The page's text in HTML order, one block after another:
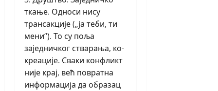
ткање. Односи нису
трансакције („ја теби, ти
мени“). То су поља
заједничког стварања, ко-
креације. Сваки конфликт
није крај, већ повратна
информација да образац